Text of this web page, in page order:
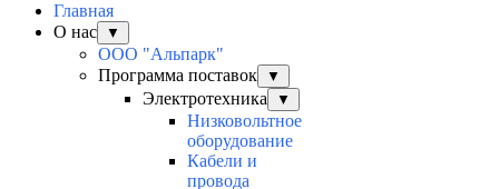
Главная
О нас
▼
ООО "Альпарк"
Программа поставок
▼
Электротехника ▼
Низковольтное
оборудование
Кабели и
провода